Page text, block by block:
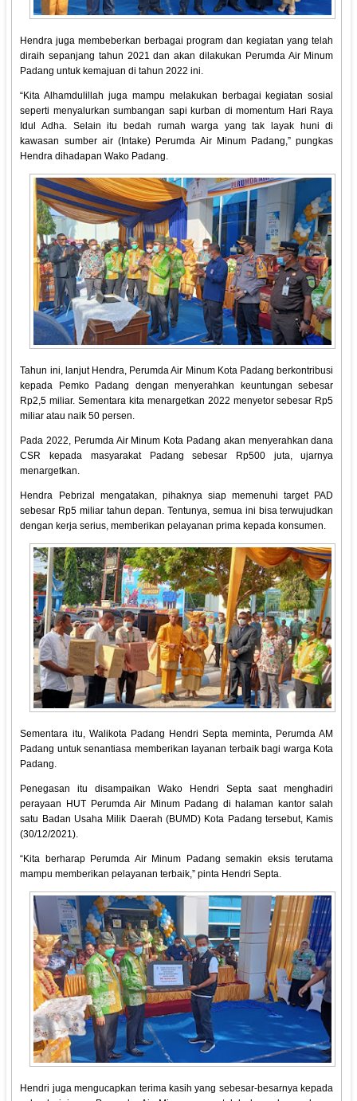
Hendra juga membeberkan berbagai program dan kegiatan yang telah
diraih sepanjang tahun 2021 dan akan dilakukan Perumda Air Minum
Padang untuk kemajuan di tahun 2022 ini.
“Kita Alhamdulillah juga mampu melakukan berbagai kegiatan sosial
seperti menyalurkan sumbangan sapi kurban di momentum Hari Raya
Idul Adha. Selain itu bedah rumah warga yang tak layak huni di
kawasan sumber air (Intake) Perumda Air Minum Padang,” pungkas
Hendra dihadapan Wako Padang.
Tahun ini, lanjut Hendra, Perumda Air Minum Kota Padang berkontribusi
kepada Pemko Padang dengan menyerahkan keuntungan sebesar
Rp2,5 miliar. Sementara kita menargetkan 2022 menyetor sebesar Rp5
miliar atau naik 50 persen.
Pada 2022, Perumda Air Minum Kota Padang akan menyerahkan dana
CSR kepada masyarakat Padang sebesar Rp500 juta, ujarnya
menargetkan.
Hendra Pebrizal mengatakan, pihaknya siap memenuhi target PAD
sebesar Rp5 miliar tahun depan. Tentunya, semua ini bisa terwujudkan
dengan kerja serius, memberikan pelayanan prima kepada konsumen.
Sementara itu, Walikota Padang Hendri Septa meminta, Perumda AM
Padang untuk senantiasa memberikan layanan terbaik bagi warga Kota
Padang.
Penegasan itu disampaikan Wako Hendri Septa saat menghadiri
perayaan HUT Perumda Air Minum Padang di halaman kantor salah
satu Badan Usaha Milik Daerah (BUMD) Kota Padang tersebut, Kamis
(30/12/2021).
“Kita berharap Perumda Air Minum Padang semakin eksis terutama
mampu memberikan pelayanan terbaik,” pinta Hendri Septa.
Hendri juga mengucapkan terima kasih yang sebesar-besarnya kepada